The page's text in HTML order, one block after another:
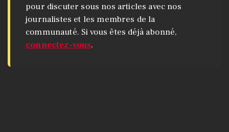
pour discuter sous nos articles avec nos
journalistes et les membres de la
communauté. Si vous êtes déjà abonné,
connectez-vous.